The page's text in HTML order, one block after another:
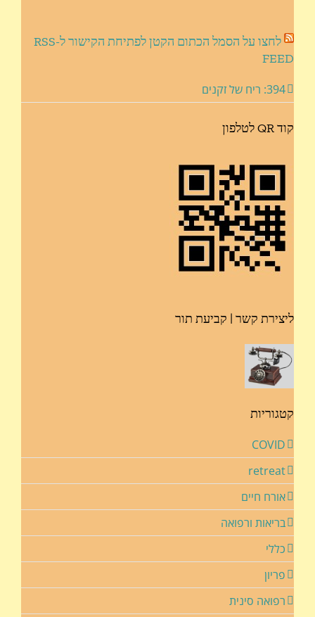
לחצו על הסמל הכתום הקטן לפתיחת הקישור ל-RSS
FEED
394: ריח של זקנים
קוד QR לטלפון
ליצירת קשר | קביעת תור
קטגוריות
COVID
retreat
אורח חיים
בריאות ורפואה
כללי
פריון
רפואה סינית